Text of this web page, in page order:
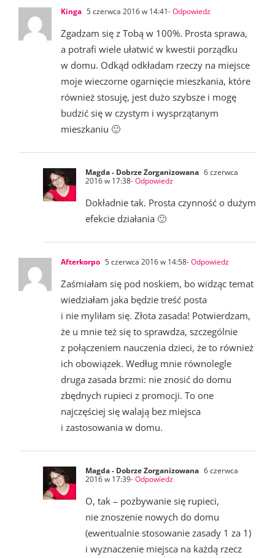
Kinga 5 czerwca 2016 w 14:41- Odpowiedz
Zgadzam się z Tobą w 100%. Prosta sprawa,
a potrafi wiele ułatwić w kwestii porządku
w domu. Odkąd odkładam rzeczy na miejsce
moje wieczorne ogarnięcie mieszkania, które
również stosuję, jest dużo szybsze i mogę
budzić się w czystym i wysprzątanym
mieszkaniu 🙂
Magda - Dobrze Zorganizowana 6 czerwca
2016 w 17:38- Odpowiedz
Dokładnie tak. Prosta czynność o dużym
efekcie działania 🙂
Afterkorpo 5 czerwca 2016 w 14:58- Odpowiedz
Zaśmiałam się pod noskiem, bo widząc temat
wiedziałam jaka będzie treść posta
i nie myliłam się. Złota zasada! Potwierdzam,
że u mnie też się to sprawdza, szczególnie
z połączeniem nauczenia dzieci, że to również
ich obowiązek. Według mnie równolegle
druga zasada brzmi: nie znosić do domu
zbędnych rupieci z promocji. To one
najczęściej się walają bez miejsca
i zastosowania w domu.
Magda - Dobrze Zorganizowana 6 czerwca
2016 w 17:39- Odpowiedz
O, tak – pozbywanie się rupieci,
nie znoszenie nowych do domu
(ewentualnie stosowanie zasady 1 za 1)
i wyznaczenie miejsca na każdą rzecz